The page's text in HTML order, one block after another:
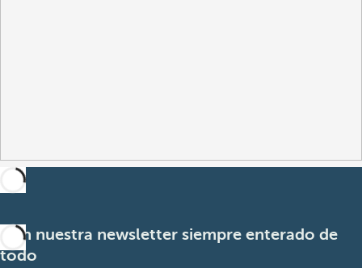
Con nuestra newsletter siempre enterado de
todo